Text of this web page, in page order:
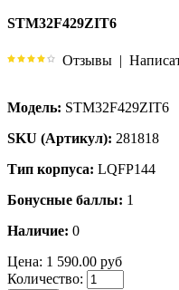
STM32F429ZIT6
Отзывы |
Модель: STM32F429ZIT6
SKU (Артикул): 281818
Тип корпуса: LQFP144
Бонусные баллы: 1
Наличие: 0
Цена: 1 590.00 руб
Количество: